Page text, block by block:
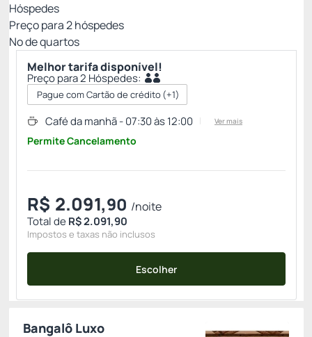
Hóspedes
Preço para2hóspedes
Nº de quartos
Melhor tarifa disponível!
Preço para 2 Hóspedes:
Pague com Cartão de crédito(+1)
Café da manhã - 07:30 às 12:00 Ver mais
Permite Cancelamento
R$ 2.091,90 /noite
Total deR$ 2.091,90
Impostos e taxas não inclusos
Escolher
Bangalô Luxo